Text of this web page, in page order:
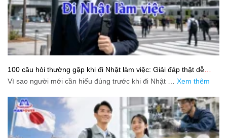
100 câu hỏi thường gặp khi đi Nhật làm việc: Giải đáp thật dễ
hiểu cho người mới bắt đầu
Vì sao người mới cần hiểu đúng trước khi đi Nhật … Xem thêm